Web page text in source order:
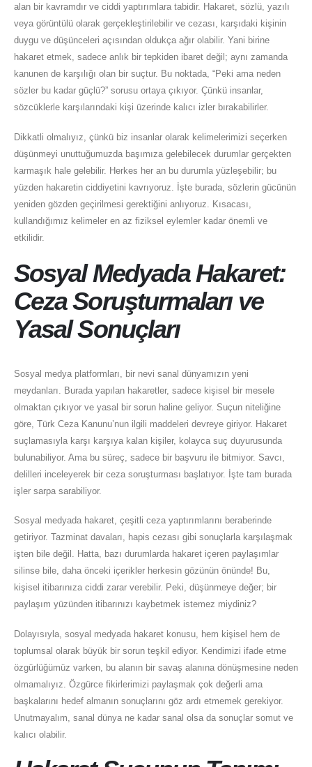
alan bir kavramdır ve ciddi yaptırımlara tabidir. Hakaret, sözlü, yazılı
veya görüntülü olarak gerçekleştirilebilir ve cezası, karşıdaki kişinin
duygu ve düşünceleri açısından oldukça ağır olabilir. Yani birine
hakaret etmek, sadece anlık bir tepkiden ibaret değil; aynı zamanda
kanunen de karşılığı olan bir suçtur. Bu noktada, “Peki ama neden
sözler bu kadar güçlü?” sorusu ortaya çıkıyor. Çünkü insanlar,
sözcüklerle karşılarındaki kişi üzerinde kalıcı izler bırakabilirler.
Dikkatli olmalıyız, çünkü biz insanlar olarak kelimelerimizi seçerken
düşünmeyi unuttuğumuzda başımıza gelebilecek durumlar gerçekten
karmaşık hale gelebilir. Herkes her an bu durumla yüzleşebilir; bu
yüzden hakaretin ciddiyetini kavrıyoruz. İşte burada, sözlerin gücünün
yeniden gözden geçirilmesi gerektiğini anlıyoruz. Kısacası,
kullandığımız kelimeler en az fiziksel eylemler kadar önemli ve
etkilidir.
Sosyal Medyada Hakaret:
Ceza Soruşturmaları ve
Yasal Sonuçları
Sosyal medya platformları, bir nevi sanal dünyamızın yeni
meydanları. Burada yapılan hakaretler, sadece kişisel bir mesele
olmaktan çıkıyor ve yasal bir sorun haline geliyor. Suçun niteliğine
göre, Türk Ceza Kanunu’nun ilgili maddeleri devreye giriyor. Hakaret
suçlamasıyla karşı karşıya kalan kişiler, kolayca suç duyurusunda
bulunabiliyor. Ama bu süreç, sadece bir başvuru ile bitmiyor. Savcı,
delilleri inceleyerek bir ceza soruşturması başlatıyor. İşte tam burada
işler sarpa sarabiliyor.
Sosyal medyada hakaret, çeşitli ceza yaptırımlarını beraberinde
getiriyor. Tazminat davaları, hapis cezası gibi sonuçlarla karşılaşmak
işten bile değil. Hatta, bazı durumlarda hakaret içeren paylaşımlar
silinse bile, daha önceki içerikler herkesin gözünün önünde! Bu,
kişisel itibarınıza ciddi zarar verebilir. Peki, düşünmeye değer; bir
paylaşım yüzünden itibarınızı kaybetmek istemez miydiniz?
Dolayısıyla, sosyal medyada hakaret konusu, hem kişisel hem de
toplumsal olarak büyük bir sorun teşkil ediyor. Kendimizi ifade etme
özgürlüğümüz varken, bu alanın bir savaş alanına dönüşmesine neden
olmamalıyız. Özgürce fikirlerimizi paylaşmak çok değerli ama
başkalarını hedef almanın sonuçlarını göz ardı etmemek gerekiyor.
Unutmayalım, sanal dünya ne kadar sanal olsa da sonuçlar somut ve
kalıcı olabilir.